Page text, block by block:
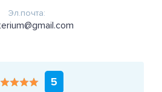
Эл.почта:
5